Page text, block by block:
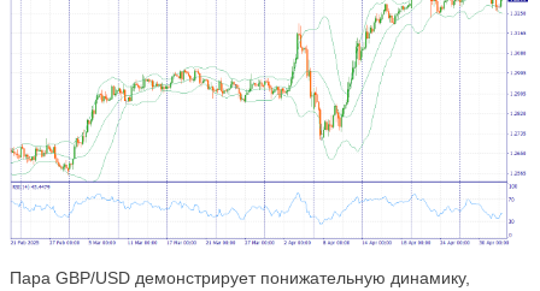
Пара GBP/USD демонстрирует понижательную динамику,